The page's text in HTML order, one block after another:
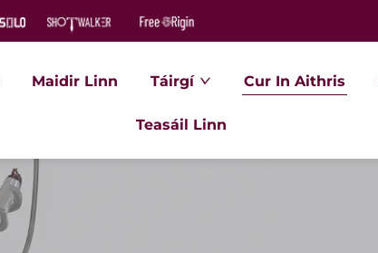
Maidir Linn Táirgí Cur In Aithris
Teasáil Linn